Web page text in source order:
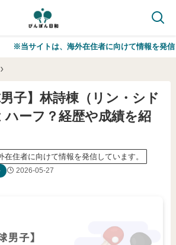
イトは、海外在住者に向けて情報を発信してい
男子】林詩棟（リン・シド
ハーフ？経歴や成績を紹
住者に向けて情報を発信しています。
2026-05-27